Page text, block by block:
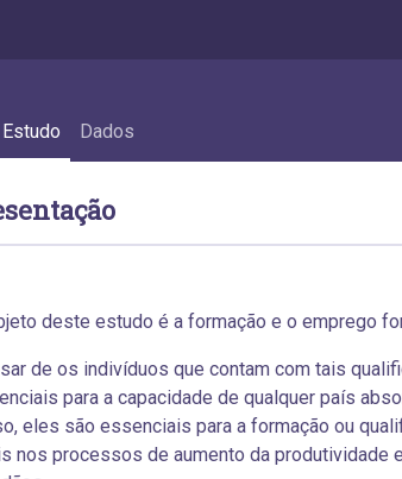
Estudo Dados
deste estudo é a formação e o emprego
de os indivíduos que contam com tais
para a capacidade de qualquer país
eles são essenciais para a formação ou
nos processos de aumento da produtividade